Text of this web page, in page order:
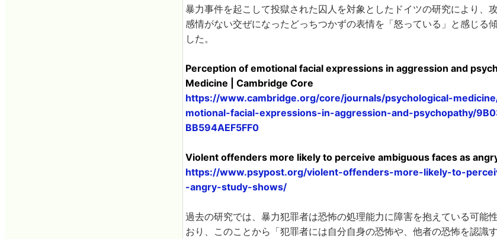
暴力事件を起こして投獄された囚人を対象としたドイツの研究により、
感情がない交ぜになったどっちつかずの表情を「怒っている」と感じる
した。
Perception of emotional facial expressions in aggression and
Medicine | Cambridge Core
https://www.cambridge.org/core/journals/psychological-
motional-facial-expressions-in-aggression-and-psychopathy/
BB594AEF5FF0
Violent offenders more likely to perceive ambiguous faces as
https://www.psypost.org/violent-offenders-more-likely-to-
-angry-study-shows/
過去の研究では、暴力犯罪者は恐怖の処理能力に障害を抱えている可能
おり、このことから「犯罪者には自分自身の恐怖や、他者の恐怖を認識